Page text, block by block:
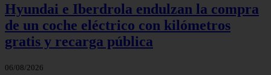
Hyundai e Iberdrola endulzan la compra
de un coche eléctrico con kilómetros
gratis y recarga pública
06/08/2026